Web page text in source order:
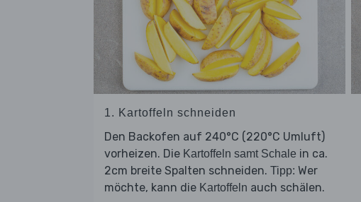
1. Kartoffeln schneiden
Den Backofen auf 240°C (220°C Umluft)
vorheizen. Die Kartoffeln samt Schale in ca.
2cm breite Spalten schneiden. Tipp: Wer
möchte, kann die Kartoffeln auch schälen.